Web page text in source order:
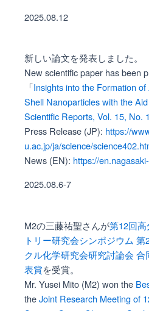
2025.08.12
新しい論文を発表しました。
New scientific paper has been
「Insights into the Formation
Shell Nanoparticles with the
Scientific Reports, Vol. 15, No.
Press Release (JP): https://
u.ac.jp/ja/science/
News (EN): https://
2025.08.6-7
M2の三藤祐聖さんが第12回
トリー研究会シンポジウム
クル化学研究会研究討論会 合
表賞を受賞。
Mr. Yusei Mito (M2) won the
theJoint Research Meeting of